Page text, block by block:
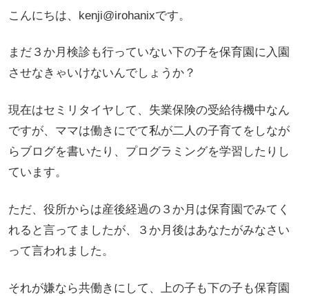
こんにちは、kenji@irohanixです。
まだ３か月検診も行っていない下の子を保育園に入園
させなきゃいけないんでしょうか？
現在はセミリタイヤして、失業保険の受給待機中なん
ですが、ママは働きにでて私が二人の子育てをしなが
らブログを書いたり、プログラミングを学習したりし
ています。
ただ、役所からは産後経過の３か月は保育園でみてく
れると言ってましたが、３か月後はあなたがみなさい
って言われました。
それが嫌なら共働きにして、上の子も下の子も保育園